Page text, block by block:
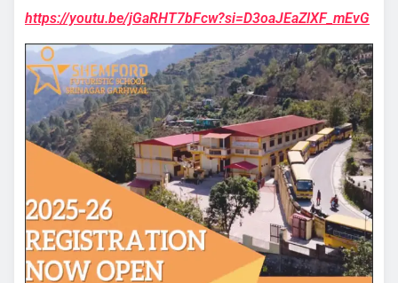
https://youtu.be/jGaRHT7bFcw?si=D3oaJEaZlXF_mEvG